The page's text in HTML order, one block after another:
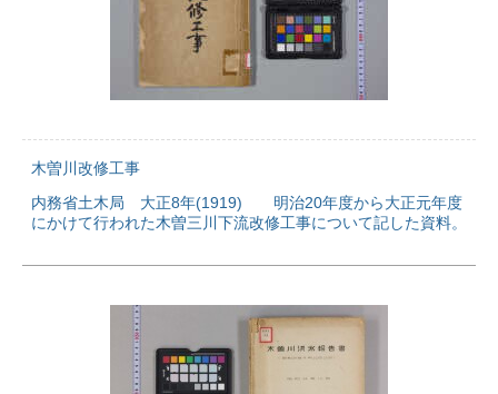
木曽川改修工事
内務省土木局 大正8年(1919) 明治20年度から大正元年度
にかけて行われた木曽三川下流改修工事について記した資料。